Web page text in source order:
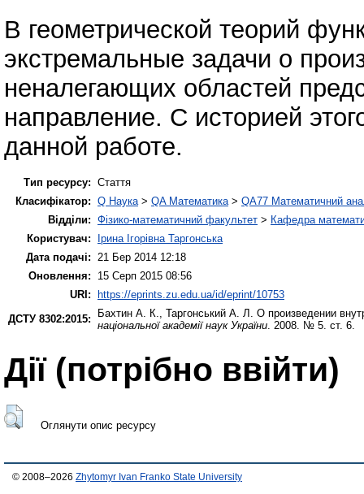
В геометрической теорий
экстремальные задачи о
неналегающих областей
направление. С историей
данной работе.
Тип ресурсу: Стаття
Класифікатор: Q Наука > QA Математика > QA77 Математичний
Відділи: Фізико-математичний факультет > Кафедра
Користувач:
Ірина Ігорівна Таргонська
Дата подачі:
21 Бер 2014 12:18
Оновлення:
15 Серп 2015 08:56
URI: https://eprints.zu.edu.ua/id/eprint/10753
ДСТУ 8302:2015:
Бахтин А. К. Таргонський А. Л. О произведении
національної академії наук України . 2008. № 5. ст. 6.
Дії ​​(потрібно ввійти)
Оглянути опис ресурсу
© 2008–2026 Zhytomyr Ivan Franko State University